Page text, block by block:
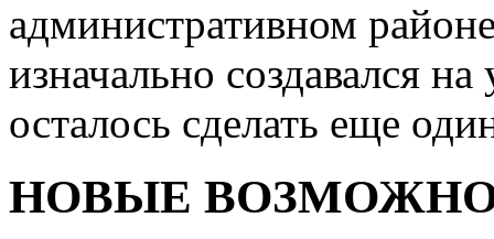
административном
изначально создавался
осталось сделать еще
НОВЫЕ